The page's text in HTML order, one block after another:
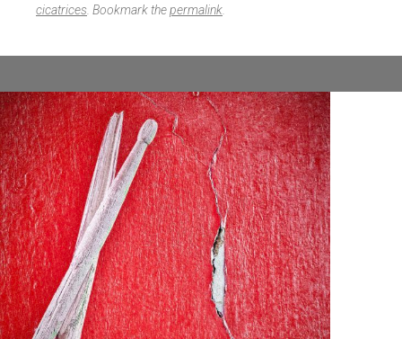
cicatrices. Bookmark thepermalink.